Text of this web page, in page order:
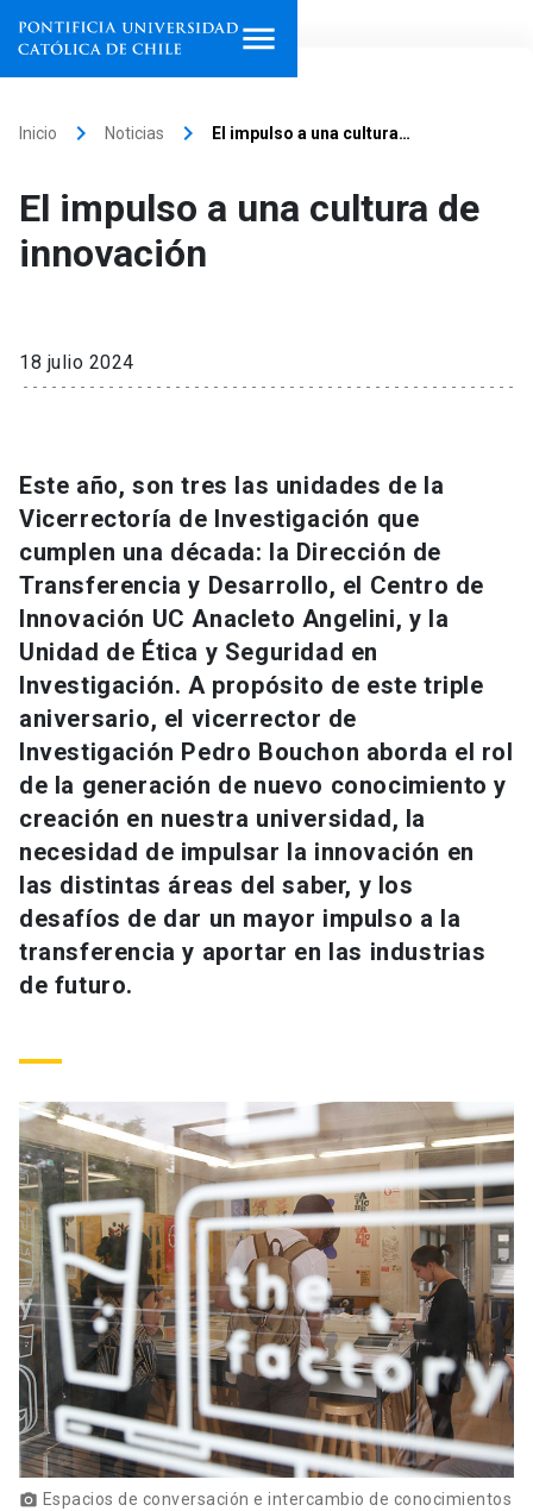
Facultades, escuelas e
institutos
Internacionalización
Vinculación
Universidad
Información para keyboard_arrow_down
Estudiantes
Académicos
Personal
launch
Padres y familia
launch
ACCESOS DIRECTOS
Admisión
Mi Cuenta UC launch
Correo UC launch
Medios
Inicio keyboard_arrow_right Noticias keyboard_arrow_right El impulso a una cultura…
El impulso a una cultura de
innovación
18 julio 2024
Este año, son tres las unidades de la
Vicerrectoría de Investigación que
cumplen una década: la Dirección de
Transferencia y Desarrollo, el Centro de
Innovación UC Anacleto Angelini, y la
Unidad de Ética y Seguridad en
Investigación. A propósito de este triple
aniversario, el vicerrector de
Investigación Pedro Bouchon aborda el rol
de la generación de nuevo conocimiento y
creación en nuestra universidad, la
necesidad de impulsar la innovación en
las distintas áreas del saber, y los
desafíos de dar un mayor impulso a la
transferencia y aportar en las industrias
de futuro.
photo_camera Espacios de conversación e intercambio de conocimientos